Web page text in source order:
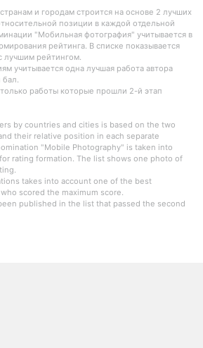
и городам строится на основе 2 лучших
позиции в каждой отдельной
"Мобильная фотография" учитывается в
рейтинга. В списке показывается
лучшим рейтингом.
учитывается одна лучшая работа автора
бал.
работы которые прошли 2-й этап
by countries and cities is based on the two
their relative position in each separate
"Mobile Photography" is taken into
rating formation. The list shows one photo of
takes into account one of the best
scored the maximum score.
published in the list that passed the second